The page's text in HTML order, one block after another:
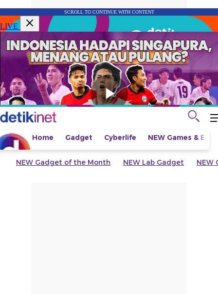
SCROLL TO CONTINUE WITH CONTENT
LIVE
Home Gadget Cyberlife NEW Games &
NEW Gadget of the Month NEW Lab Gadget NEW